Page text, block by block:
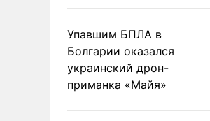
Упавшим БПЛА в
Болгарии оказался
украинский дрон-
приманка «Майя»